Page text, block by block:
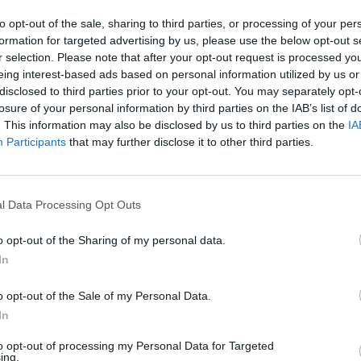
opt-out of the sale, sharing to third parties, or processing of your
for targeted advertising by us, please use the below opt-out
selection. Please note that after your opt-out request is processed
interest-based ads based on personal information utilized by us
to third parties prior to your opt-out. You may separately
of your personal information by third parties on the IAB’s list of
This information may also be disclosed by us to third parties on the
Participants that may further disclose it to other third parties.
Data Processing Opt Outs
opt-out of the Sharing of my personal data.
opt-out of the Sale of my Personal Data.
opt-out of processing my Personal Data for Targeted
. Ce désintérêt pour la nourriture est le signe que le
pour fonctionner.
un phénomène surprenant survient :
gens commenceront à voir l’invisible », nous explique
avec beaucoup de ses patient, certains rapportent
des animaux de compagnie qu’ils ont pu avoir au
une modification de l’état de conscience, et pour
l’état du patient en soin palliatif.